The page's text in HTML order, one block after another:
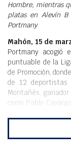
Hombre, mientras
platas en Alevín
Portmany
Mahón, 15 de
Portmany acogió
puntuable de la
de Promoción,
de 12 deportistas
Montañés, ganador
como Pablo
Real Club Náutico